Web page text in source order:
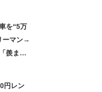
を“5万
ーマン→
羨まし
円レン